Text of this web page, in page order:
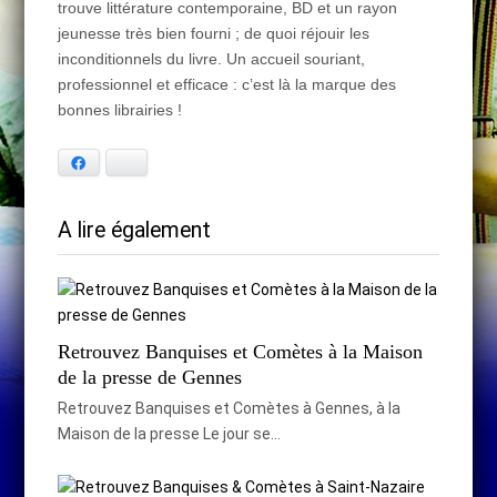
trouve littérature contemporaine, BD et un rayon
jeunesse très bien fourni ; de quoi réjouir les
inconditionnels du livre. Un accueil souriant,
professionnel et efficace : c’est là la marque des
bonnes librairies !
A lire également
Retrouvez Banquises et Comètes à la Maison
de la presse de Gennes
Retrouvez Banquises et Comètes à Gennes, à la
Maison de la presse Le jour se…